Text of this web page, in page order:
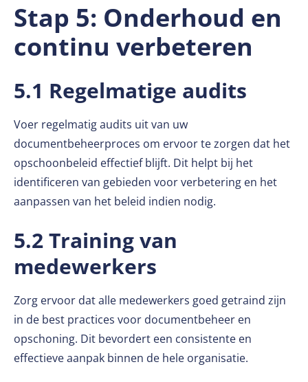
Stap 5: Onderhoud en
continu verbeteren
5.1 Regelmatige audits
Voer regelmatig audits uit van uw
documentbeheerproces om ervoor te zorgen dat het
opschoonbeleid effectief blijft. Dit helpt bij het
identificeren van gebieden voor verbetering en het
aanpassen van het beleid indien nodig.
5.2 Training van
medewerkers
Zorg ervoor dat alle medewerkers goed getraind zijn
in de best practices voor documentbeheer en
opschoning. Dit bevordert een consistente en
effectieve aanpak binnen de hele organisatie.